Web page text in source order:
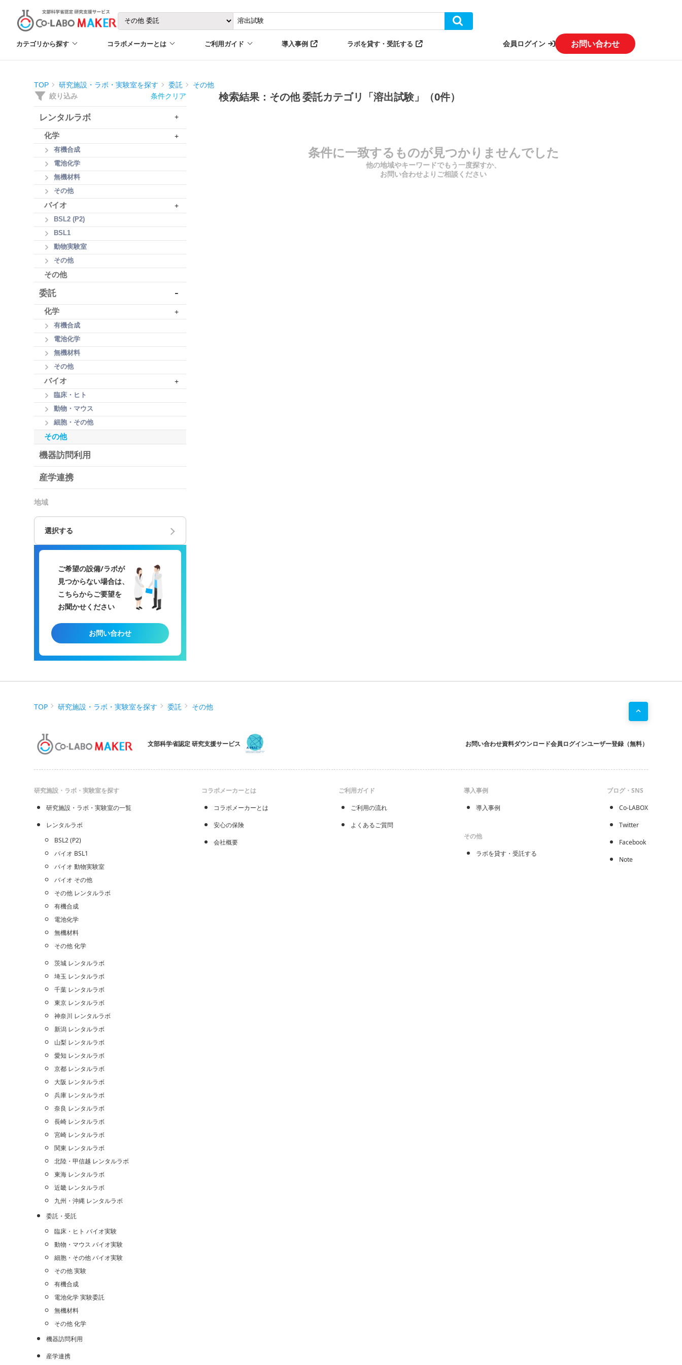
カテゴリから探す コラボメーカーとは ご利用ガイド 導入事例 ラボを貸す・受託する 会員ログイン お問い合わせ
TOP 研究施設・ラボ・実験室を探す 委託 その他
絞り込み 条件クリア
レンタルラボ +
化学 +
有機合成
電池化学
無機材料
その他
バイオ +
BSL2 (P2)
BSL1
動物実験室
その他
その他
委託 -
化学 +
有機合成
電池化学
無機材料
その他
バイオ +
臨床・ヒト
動物・マウス
細胞・その他
その他
機器訪問利用
産学連携
地域
選択する
ご希望の設備/ラボが
見つからない場合は、
こちらからご要望を
お聞かせください
お問い合わせ
検索結果：その他 委託カテゴリ「溶出試験」（0件）
条件に一致するものが見つかりませんでした
他の地域やキーワードでもう一度探すか、
お問い合わせよりご相談ください
TOP 研究施設・ラボ・実験室を探す 委託 その他
文部科学省認定 研究支援サービス お問い合わせ資料ダウンロード会員ログインユーザー登録（無料）
研究施設・ラボ・実験室を探す
研究施設・ラボ・実験室の一覧
レンタルラボ
BSL2 (P2)
バイオ BSL1
バイオ 動物実験室
バイオ その他
その他 レンタルラボ
有機合成
電池化学
無機材料
その他 化学
茨城 レンタルラボ
埼玉 レンタルラボ
千葉 レンタルラボ
東京 レンタルラボ
神奈川 レンタルラボ
新潟 レンタルラボ
山梨 レンタルラボ
愛知 レンタルラボ
京都 レンタルラボ
大阪 レンタルラボ
兵庫 レンタルラボ
奈良 レンタルラボ
長崎 レンタルラボ
宮崎 レンタルラボ
関東 レンタルラボ
北陸・甲信越 レンタルラボ
東海 レンタルラボ
近畿 レンタルラボ
九州・沖縄 レンタルラボ
委託・受託
臨床・ヒト バイオ実験
動物・マウス バイオ実験
細胞・その他 バイオ実験
その他 実験
有機合成
電池化学 実験委託
無機材料
その他 化学
機器訪問利用
産学連携
コラボメーカーとは
コラボメーカーとは
安心の保険
会社概要
ご利用ガイド
ご利用の流れ
よくあるご質問
導入事例
導入事例
その他
ラボを貸す・受託する
ブログ・SNS
Co-LABOX
Twitter
Facebook
Note